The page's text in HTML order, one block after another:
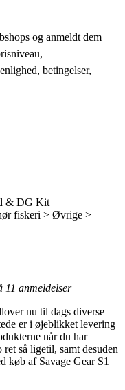
og anmeldt dem
betingelser,
& DG Kit
fiskeri > Øvrige >
11 anmeldelser
nu til dags diverse
er i øjeblikket levering
når du har
så ligetil, samt desuden
køb af Savage Gear S1